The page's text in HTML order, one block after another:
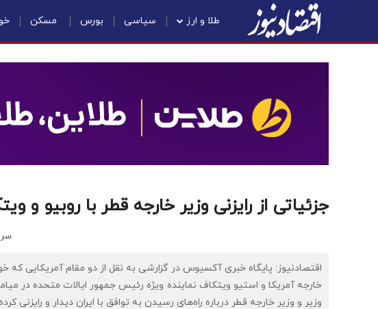
طلا و ارز سیاسی بورس مسکن
جزئیاتی از رایزنی وزیر خارجه قطر با روبیو و
اقتصادنیوز: پایگاه خبری آکسیوس در گزارشی به نقل از دو مقام آمریکایی که
خارجه آمریکا و استیو ویتکاف نماینده ویژه رئیس جمهور ایالات متحده در
وزیر و وزیر خارجه قطر درباره راه‌های رسیدن به توافق با ایران دیدار و رایزنی